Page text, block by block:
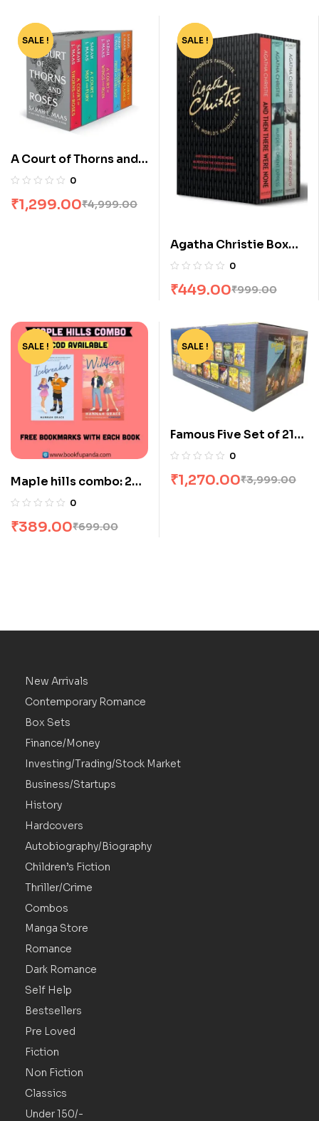
-74%
SALE !
A Court of Thorns and
Roses Box Set [5
0
₹4,999.00
₹1,299.00
-55%
SALE !
Agatha Christie Box
Set [3 Volumes]
0
₹999.00
₹449.00
-44%
SALE !
Maple hills combo: 2
books
0
₹699.00
₹389.00
-68%
SALE !
Famous Five Set of 21
Books [Boxset]
0
₹3,999.00
₹1,270.00
New Arrivals
Contemporary Romance
Box Sets
Finance/Money
Investing/Trading/Stock Market
Business/Startups
History
Hardcovers
Autobiography/Biography
Children’s Fiction
Thriller/Crime
Combos
Manga Store
Romance
Dark Romance
Self Help
Bestsellers
Pre Loved
Fiction
Non Fiction
Classics
Under 150/-